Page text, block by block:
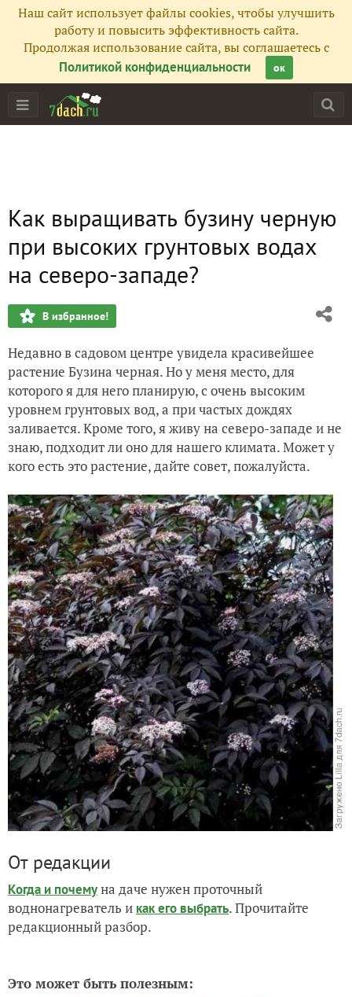
Наш сайт использует файлы cookies, чтобы улучшить
работу и повысить эффективность сайта.
Продолжая использование сайта, вы соглашаетесь с
Политикой конфиденциальности
ок
Как выращивать бузину черную
при высоких грунтовых водах
на северо-западе?
В избранное!
Недавно в садовом центре увидела красивейшее
растение Бузина черная. Но у меня место, для
которого я для него планирую, с очень высоким
уровнем грунтовых вод, а при частых дождях
заливается. Кроме того, я живу на северо-западе и не
знаю, подходит ли оно для нашего климата. Может у
кого есть это растение, дайте совет, пожалуйста.
От редакции
Когда и почемуна даче нужен проточный
воднонагреватель и как его выбрать. Прочитайте
редакционный разбор.
Это может быть полезным: